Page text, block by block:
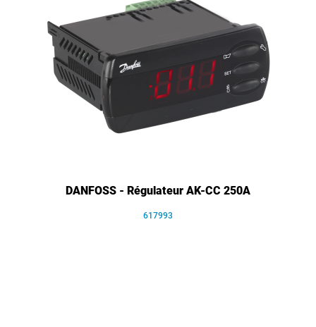
DANFOSS - Régulateur AK-CC 250A
617993